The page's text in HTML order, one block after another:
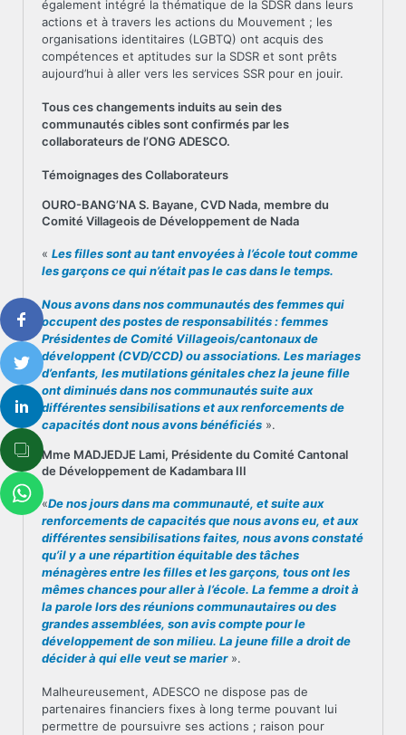
également intégré la thématique de la SDSR dans leurs
actions et à travers les actions du Mouvement ; les
organisations identitaires (LGBTQ) ont acquis des
compétences et aptitudes sur la SDSR et sont prêts
aujourd’hui à aller vers les services SSR pour en jouir.
Tous ces changements induits au sein des
communautés cibles sont confirmés par les
collaborateurs de l’ONG ADESCO.
Témoignages des Collaborateurs
OURO-BANG’NA S. Bayane, CVD Nada, membre du
Comité Villageois de Développement de Nada
« Les filles sont au tant envoyées à l’école tout comme
les garçons ce qui n’était pas le cas dans le temps.
Nous avons dans nos communautés des femmes qui
occupent des postes de responsabilités : femmes
Présidentes de Comité Villageois/cantonaux de
développent (CVD/CCD) ou associations. Les mariages
d’enfants, les mutilations génitales chez la jeune fille
ont diminués dans nos communautés suite aux
différentes sensibilisations et aux renforcements de
capacités dont nous avons bénéficiés ».
Mme MADJEDJE Lami, Présidente du Comité Cantonal
de Développement de Kadambara III
«De nos jours dans ma communauté, et suite aux
renforcements de capacités que nous avons eu, et aux
différentes sensibilisations faites, nous avons constaté
qu’il y a une répartition équitable des tâches
ménagères entre les filles et les garçons, tous ont les
mêmes chances pour aller à l’école. La femme a droit à
la parole lors des réunions communautaires ou des
grandes assemblées, son avis compte pour le
développement de son milieu. La jeune fille a droit de
décider à qui elle veut se marier».
Malheureusement, ADESCO ne dispose pas de
partenaires financiers fixes à long terme pouvant lui
permettre de poursuivre ses actions ; raison pour